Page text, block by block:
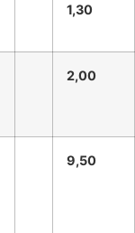
1,30
2,00
9,50